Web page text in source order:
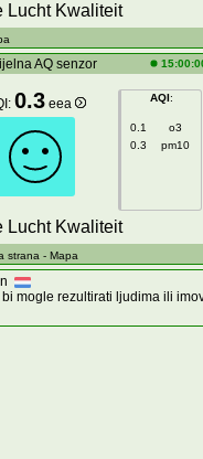
Lucht Kwaliteit
AQ senzor
0.3 eea AQI:
0.1
o3
0.3
pm10
Lucht Kwaliteit
strana - Mapa
mogle rezultirati ljudima ili